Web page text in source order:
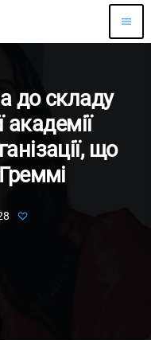
menu
до складу
що